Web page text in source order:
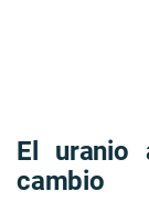
El uranio
cambio